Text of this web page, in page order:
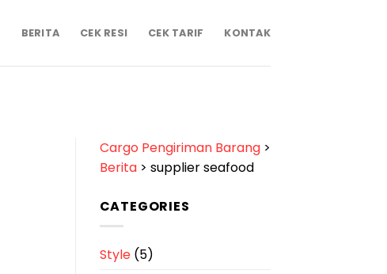
BERITA CEK RESI CEK TARIF KONTAK
Cargo Pengiriman Barang>
Berita> supplier seafood
CATEGORIES
Style(5)